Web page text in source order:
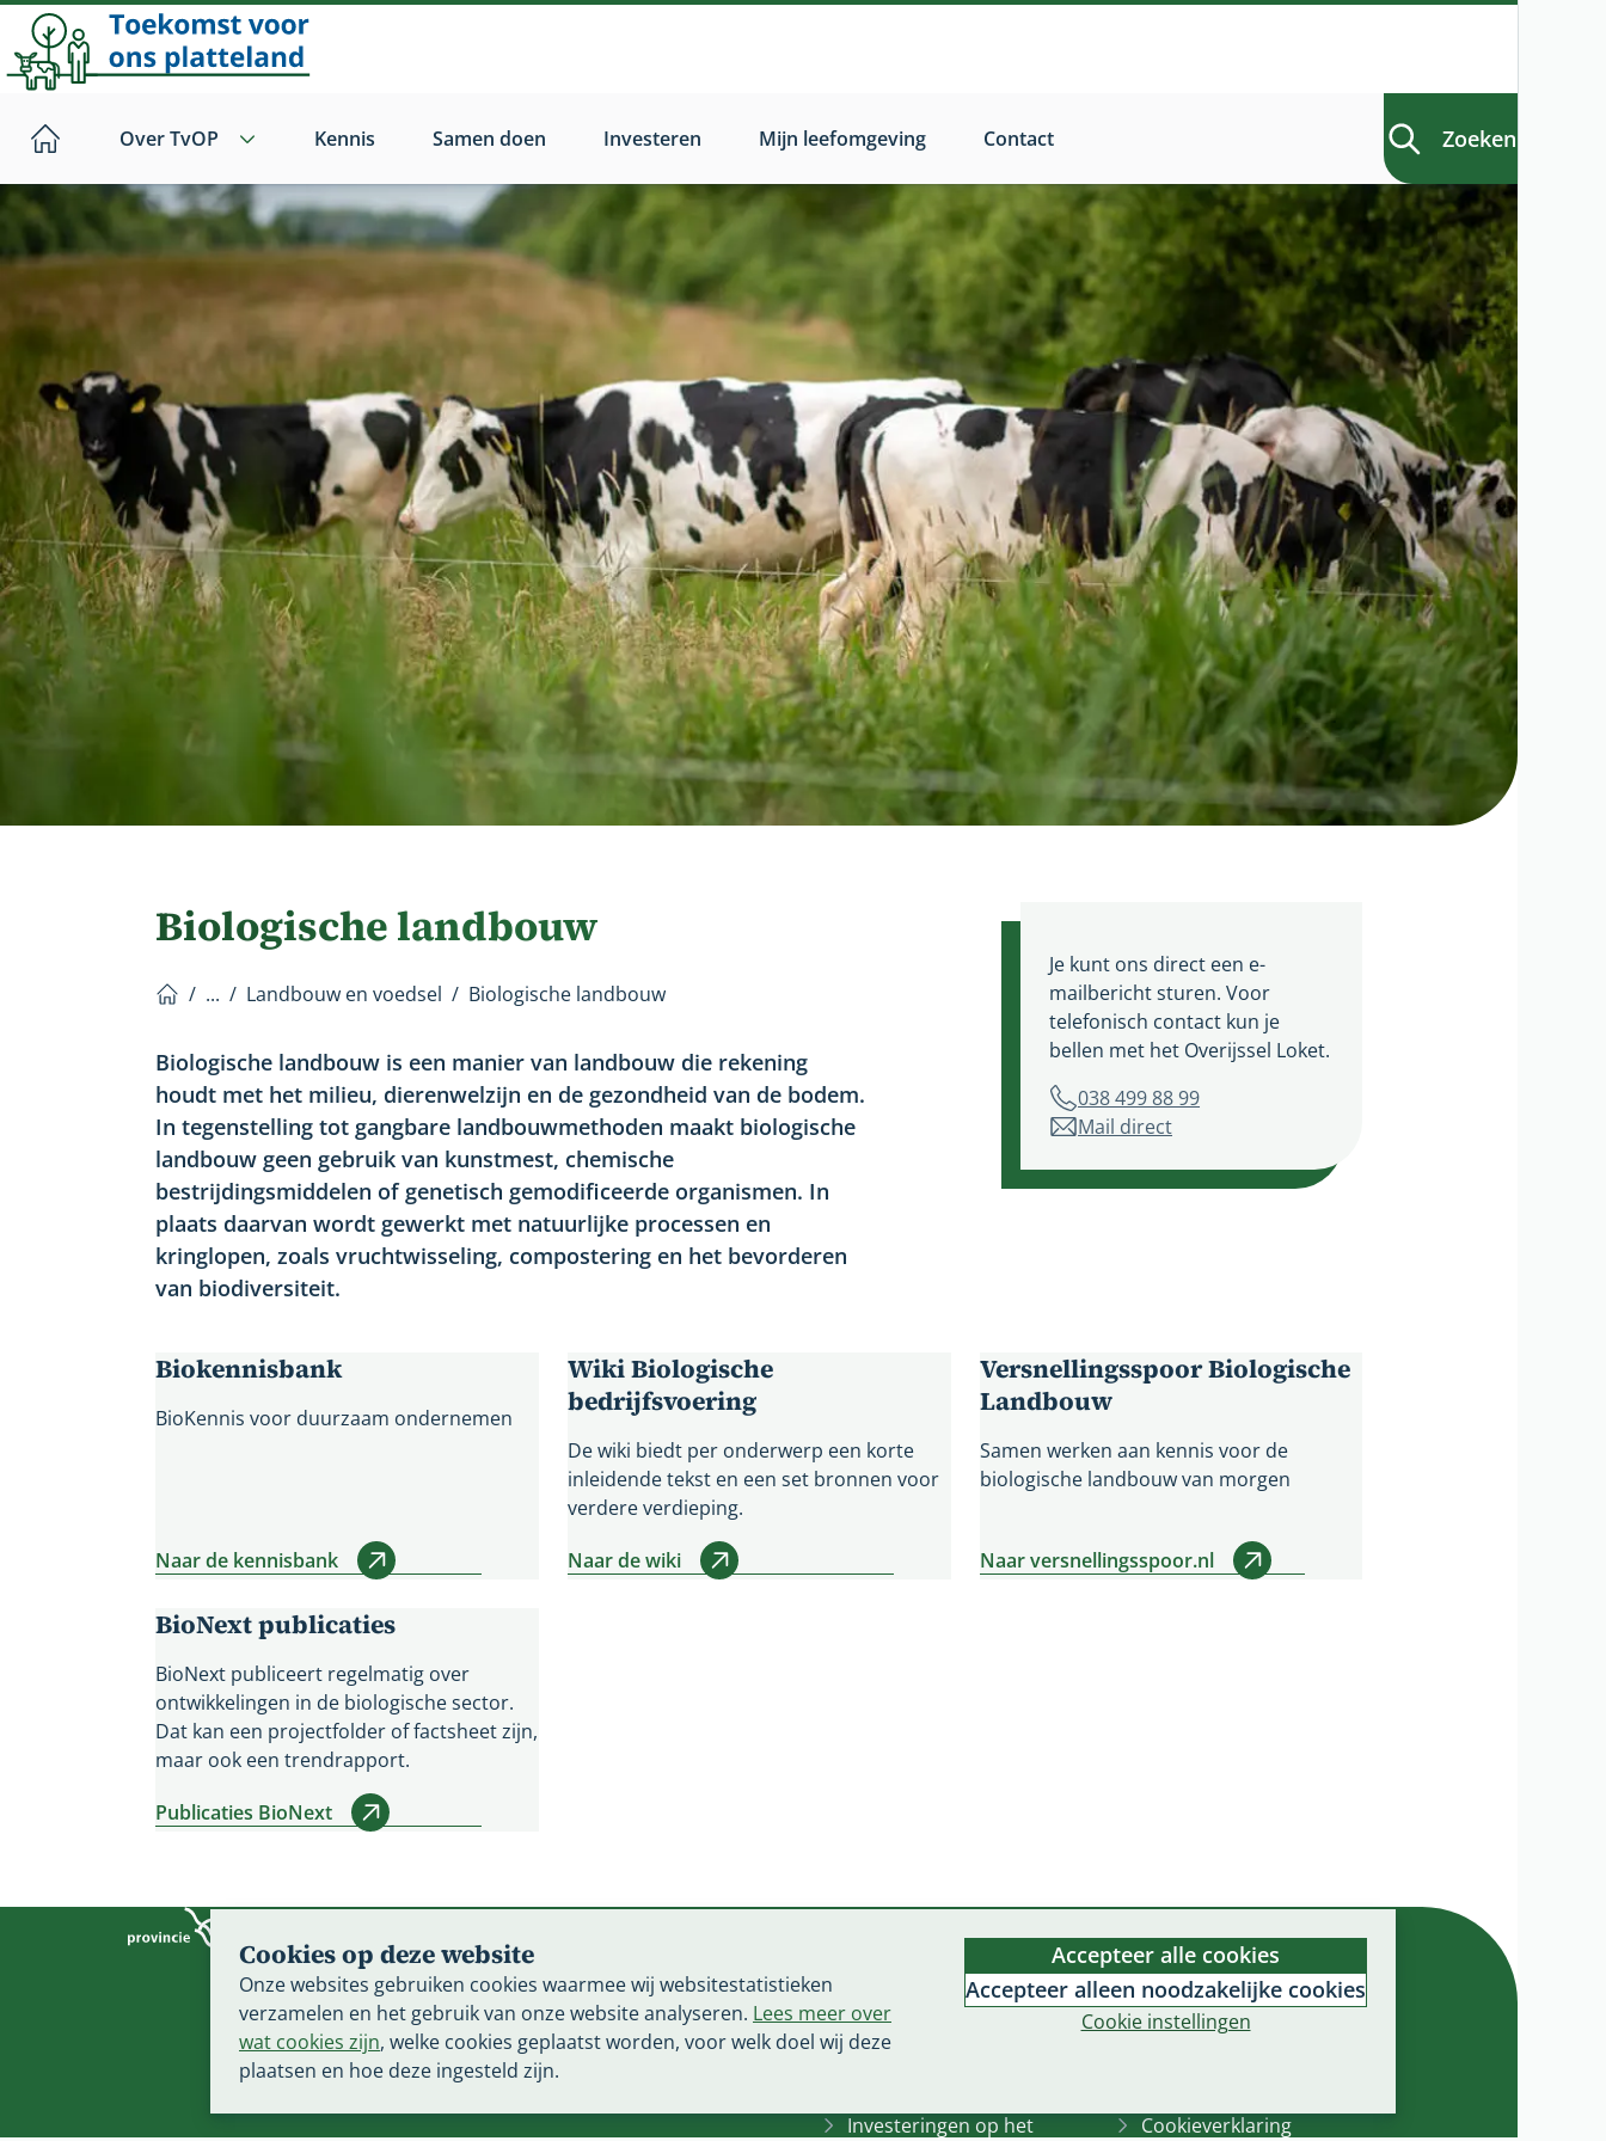
Cookies op deze website
Onze websites gebruiken cookies waarmee wij websitestatistieken
verzamelen en het gebruik van onze website analyseren. Lees meer over
wat cookies zijn, welke cookies geplaatst worden, voor welk doel wij deze
plaatsen en hoe deze ingesteld zijn.
Accepteer alle cookies
Accepteer alleen noodzakelijke cookies
Cookie instellingen
Direct
naar
hoofdinhoud
Home
Over TvOP Kennis Samen doen Investeren Mijn leefomgeving Contact Zoeken
Biologische landbouw
/ ... / Landbouw en voedsel / Biologische landbouw
Je kunt ons direct een e-
mailbericht sturen. Voor
telefonisch contact kun je
bellen met het Overijssel Loket.
Telefoonnummer
038 499 88 99
Mail direct
Biologische landbouw is een manier van landbouw die rekening
houdt met het milieu, dierenwelzijn en de gezondheid van de bodem.
In tegenstelling tot gangbare landbouwmethoden maakt biologische
landbouw geen gebruik van kunstmest, chemische
bestrijdingsmiddelen of genetisch gemodificeerde organismen. In
plaats daarvan wordt gewerkt met natuurlijke processen en
kringlopen, zoals vruchtwisseling, compostering en het bevorderen
van biodiversiteit.
Biokennisbank
BioKennis voor duurzaam ondernemen
Naar de kennisbank
Wiki Biologische
bedrijfsvoering
De wiki biedt per onderwerp een korte
inleidende tekst en een set bronnen voor
verdere verdieping.
Naar de wiki
Versnellingsspoor Biologische
Landbouw
Samen werken aan kennis voor de
biologische landbouw van morgen
Naar versnellingsspoor.nl
BioNext publicaties
BioNext publiceert regelmatig over
ontwikkelingen in de biologische sector.
Dat kan een projectfolder of factsheet zijn,
maar ook een trendrapport.
Publicaties BioNext
Luttenbergstraat 2
8012 EE Zwolle
Stuur eene-mail
V
Agenda
Over Toekomst voor
Investeringen op het
Toegankelijkheidsverklaring
Bescherming
persoonsgegevens
Cookieverklaring